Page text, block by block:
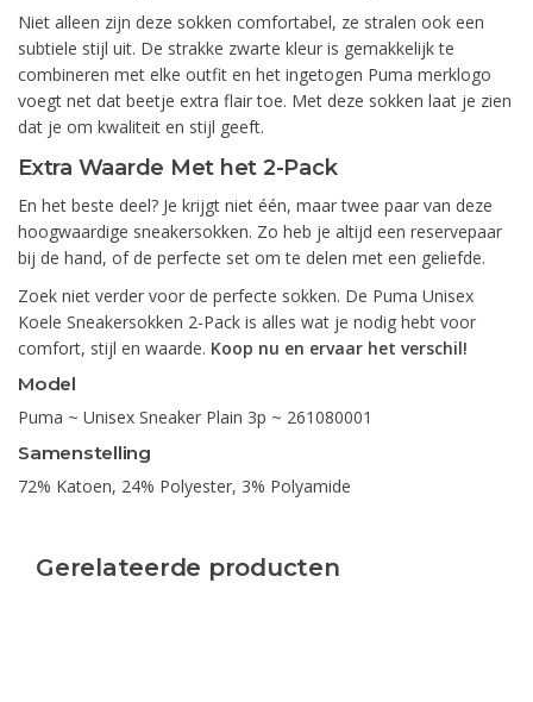
Niet alleen zijn deze sokken comfortabel, ze stralen ook een
subtiele stijl uit. De strakke zwarte kleur is gemakkelijk te
combineren met elke outfit en het ingetogen Puma merklogo
voegt net dat beetje extra flair toe. Met deze sokken laat je zien
dat je om kwaliteit en stijl geeft.
Extra Waarde Met het 2-Pack
En het beste deel? Je krijgt niet één, maar twee paar van deze
hoogwaardige sneakersokken. Zo heb je altijd een reservepaar
bij de hand, of de perfecte set om te delen met een geliefde.
Zoek niet verder voor de perfecte sokken. De Puma Unisex
Koele Sneakersokken 2-Pack is alles wat je nodig hebt voor
comfort, stijl en waarde. Koop nu en ervaar het verschil!
Model
Puma ~ Unisex Sneaker Plain 3p ~ 261080001
Samenstelling
72% Katoen, 24% Polyester, 3% Polyamide
Gerelateerde producten